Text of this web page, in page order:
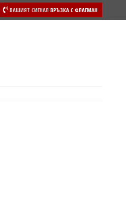
ВАШИЯТ СИГНАЛ ВРЪЗКА С ФЛАГМАН